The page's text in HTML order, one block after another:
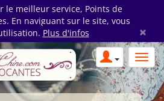
le meilleur service, Points de
En naviguant sur le site, vous
Plus d'infos ×